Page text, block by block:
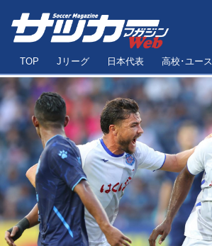
TOP Jリーグ 日本代表 高校･ユース